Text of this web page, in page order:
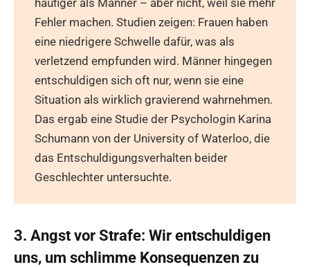
häufiger als Männer – aber nicht, weil sie mehr
Fehler machen. Studien zeigen: Frauen haben
eine niedrigere Schwelle dafür, was als
verletzend empfunden wird. Männer hingegen
entschuldigen sich oft nur, wenn sie eine
Situation als wirklich gravierend wahrnehmen.
Das ergab eine Studie der Psychologin Karina
Schumann von der University of Waterloo, die
das Entschuldigungsverhalten beider
Geschlechter untersuchte.
3. Angst vor Strafe: Wir entschuldigen
uns, um schlimme Konsequenzen zu